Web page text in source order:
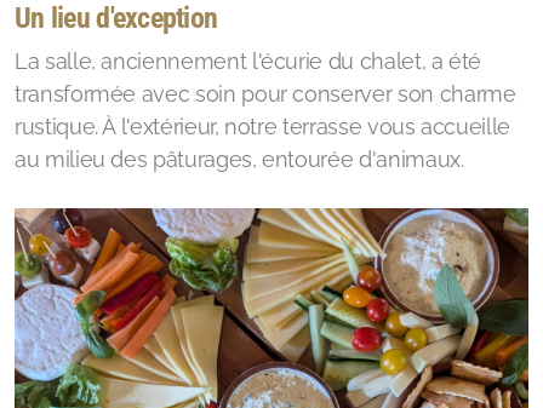
Un lieu d'exception
La salle, anciennement l'écurie du chalet, a été
transformée avec soin pour conserver son charme
rustique. À l'extérieur, notre terrasse vous accueille
au milieu des pâturages, entourée d'animaux.